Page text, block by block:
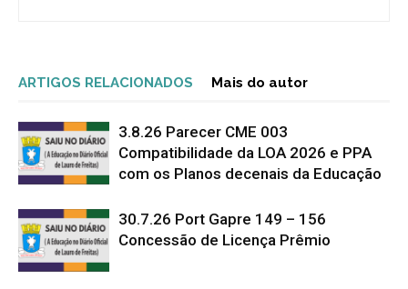
ARTIGOS RELACIONADOS Mais do autor
3.8.26 Parecer CME 003
Compatibilidade da LOA 2026 e PPA
com os Planos decenais da Educação
30.7.26 Port Gapre 149 – 156
Concessão de Licença Prêmio